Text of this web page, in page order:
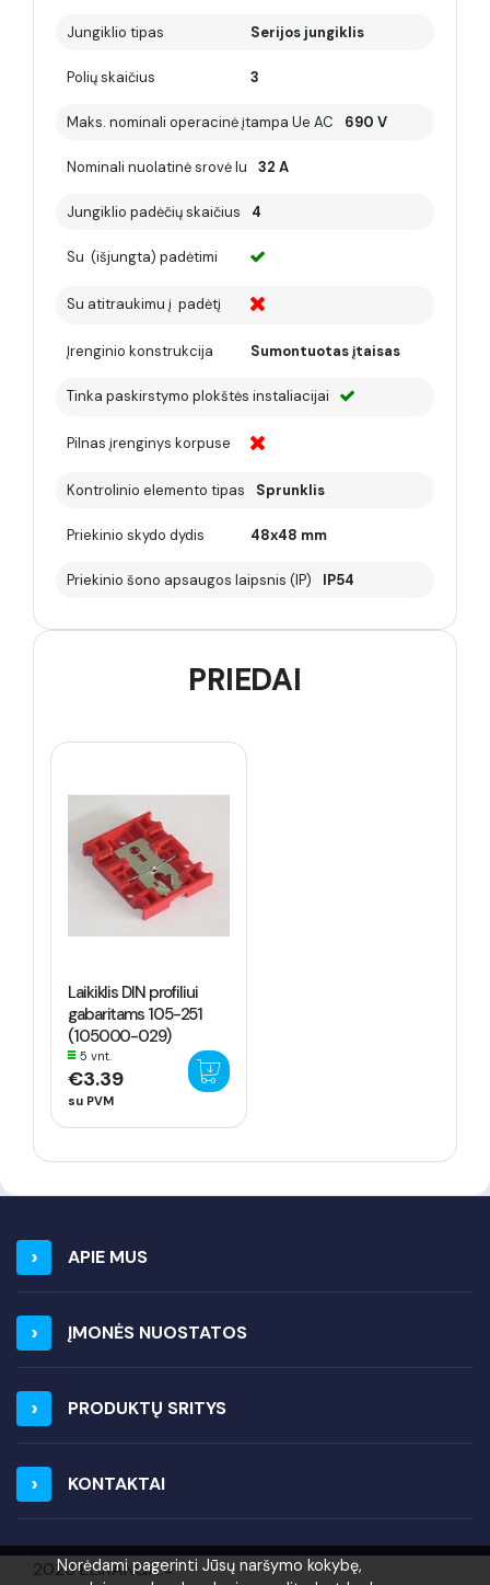
Norėdami pagerinti Jūsų naršymo kokybę,
Jungiklio tipas Serijos jungiklis
Polių skaičius 3
Maks. nominali operacinė įtampa Ue AC 690 V
Nominali nuolatinė srovė Iu 32 A
Jungiklio padėčių skaičius 4
Su (išjungta) padėtimi
Su atitraukimu į padėtį
Įrenginio konstrukcija Sumontuotas įtaisas
Tinka paskirstymo plokštės instaliacijai
Pilnas įrenginys korpuse
Kontrolinio elemento tipas Sprunklis
Priekinio skydo dydis 48x48 mm
Priekinio šono apsaugos laipsnis (IP) IP54
PRIEDAI
Laikiklis DIN profiliui
gabaritams 105-251
(105000-029)
5 vnt.
€3.39
su PVM
APIE MUS
ĮMONĖS NUOSTATOS
PRODUKTŲ SRITYS
KONTAKTAI
2026 ELIRANGA =